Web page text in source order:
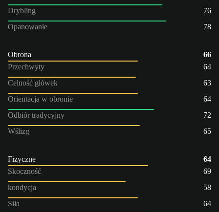
Drybling
76
Opanowanie
78
Obrona
66
Przechwyty
64
Celność główek
63
Orientacja w obronie
64
Odbiór tradycyjny
72
Wślizg
65
Fizyczne
64
Skoczność
69
kondycja
58
Siła
64